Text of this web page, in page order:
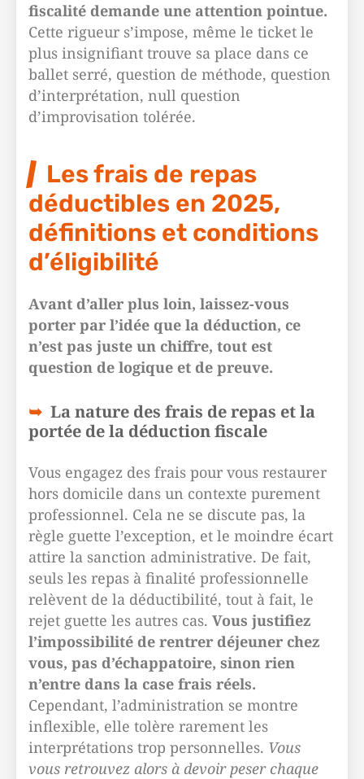
fiscalité demande une attention pointue.
Cette rigueur s’impose, même le ticket le
plus insignifiant trouve sa place dans ce
ballet serré, question de méthode, question
d’interprétation, null question
d’improvisation tolérée.
Les frais de repas
déductibles en 2025,
définitions et conditions
d’éligibilité
Avant d’aller plus loin, laissez-vous
porter par l’idée que la déduction, ce
n’est pas juste un chiffre, tout est
question de logique et de preuve.
La nature des frais de repas et la
portée de la déduction fiscale
Vous engagez des frais pour vous restaurer
hors domicile dans un contexte purement
professionnel. Cela ne se discute pas, la
règle guette l’exception, et le moindre écart
attire la sanction administrative. De fait,
seuls les repas à finalité professionnelle
relèvent de la déductibilité, tout à fait, le
rejet guette les autres cas. Vous justifiez
l’impossibilité de rentrer déjeuner chez
vous, pas d’échappatoire, sinon rien
n’entre dans la case frais réels.
Cependant, l’administration se montre
inflexible, elle tolère rarement les
interprétations trop personnelles. Vous
vous retrouvez alors à devoir peser chaque